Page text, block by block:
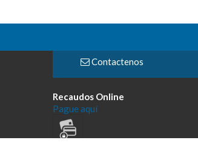
Contactenos
Recaudos Online
Pague aquí